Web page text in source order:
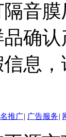
音
确
息
推广| 广告服务|